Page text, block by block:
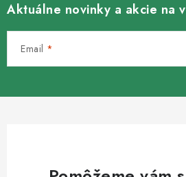
Aktuálne novinky a akcie na
Email